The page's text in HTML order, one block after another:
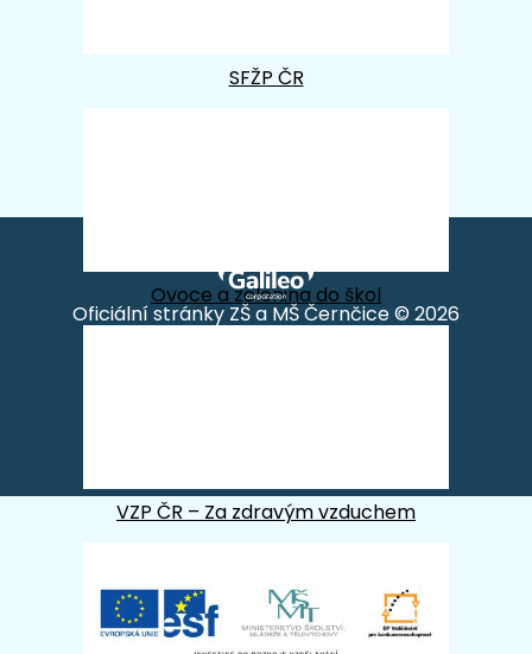
SFŽP ČR
Ovoce a zelenina do škol
VZP ČR – Za zdravým vzduchem
Oficiální stránky ZŠ a MŠ Černčice © 2026